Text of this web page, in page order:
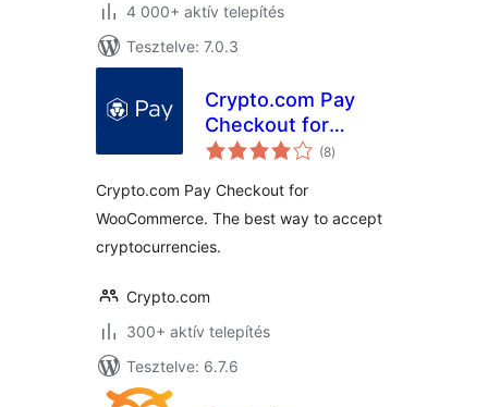
4 000+ aktív telepítés
Tesztelve: 7.0.3
Crypto.com Pay
Checkout for
WooCommerce
(8értékelés
összesen
)
Crypto.com Pay Checkout for
WooCommerce. The best way to accept
cryptocurrencies.
Crypto.com
300+ aktív telepítés
Tesztelve: 6.7.6